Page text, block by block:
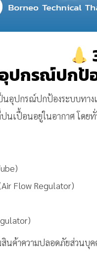
อุปกรณ์ปกป้อ
เป็นอุปกรณ์ปกป้องระบบท
เปื้อนอยู่ในอากาศ โดย
Flow Regulator)
ค้าความปลอดภัยส่วนบุค